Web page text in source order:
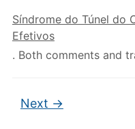
Síndrome do Túnel do
Efetivos
. Both comments and
Next →